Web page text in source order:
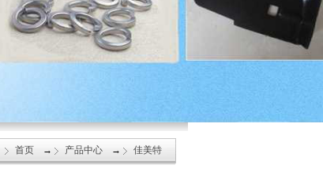
首页 → 产品中心 → 佳美特